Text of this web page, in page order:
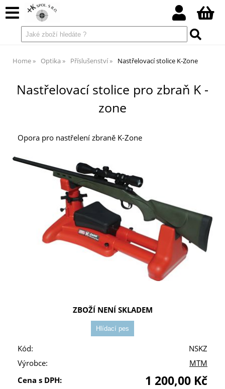
Home Optika Příslušenství Nastřelovací stolice K-Zone
Nastřelovací stolice pro zbraň K -
zone
Opora pro nastřelení zbraně K-Zone
ZBOŽÍ NENÍ SKLADEM
Kód:
NSKZ
Výrobce:
MTM
Cena s DPH:
1 200,00 Kč